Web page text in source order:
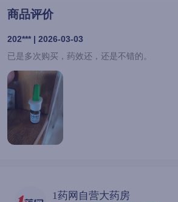
商品评价
202*** | 2026-03-03
已是多次购买，药效还，还是不错的。
1药网自营大药房